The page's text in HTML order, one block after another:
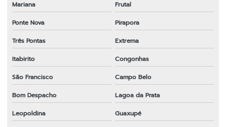
Mariana
Frutal
Ponte Nova
Pirapora
Três Pontas
Extrema
Itabirito
Congonhas
São Francisco
Campo Belo
Bom Despacho
Lagoa da Prata
Leopoldina
Guaxupé